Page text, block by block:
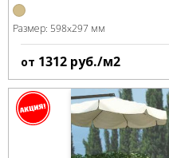
Размер: 598x297 мм
от 1312 руб./м2